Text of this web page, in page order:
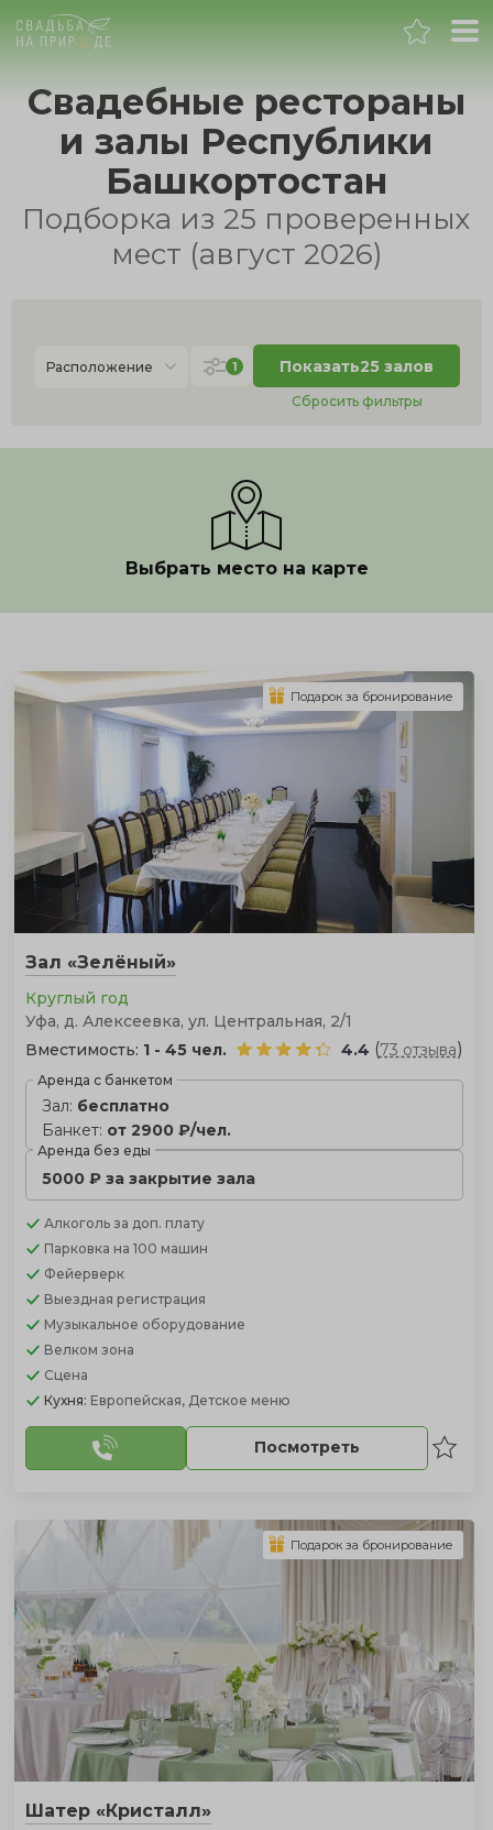
Уфа
Банкет
День рождения
Новогодний корпоратив
Свадебные рестораны
и залы Республики
Башкортостан
Подборка из 25 проверенных
мест (август 2026)
Расположение 1 Показать25 залов
Сбросить фильтры
Выбрать место на карте
Зал «Зелёный»
Круглый год
Уфа, д. Алексеевка, ул. Центральная, 2/1
Вместимость: 1 - 45 чел. 4.4 (73 отзыва)
Аренда с банкетом
Зал: бесплатно
Банкет: от 2900 ₽/чел.
Аренда без еды
5000 ₽ за закрытие зала
Алкоголь за доп. плату
Парковка на 100 машин
Фейерверк
Выездная регистрация
Музыкальное оборудование
Велком зона
Сцена
Кухня: Европейская, Детское меню
Посмотреть
Подарок за бронирование
Шатер «Кристалл»
Подарок за бронирование